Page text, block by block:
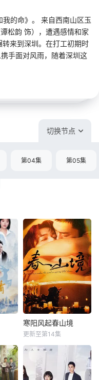
的命》。 来自西南山区玉
松韵 饰），遭遇感情和家
来到深圳。在打工初期时
手面对风雨，随着深圳这
切换节点
第04集 第05集
寒阳风起春山境
更新至第14集